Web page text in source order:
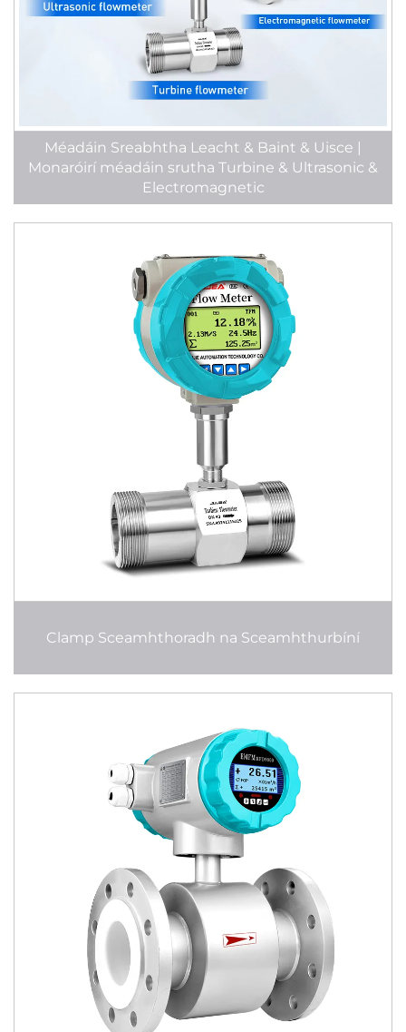
Méadáin Sreabhtha Leacht & Baint & Uisce |
Monaróirí méadáin srutha Turbine & Ultrasonic &
Electromagnetic
Clamp Sceamhthoradh na Sceamhthurbíní